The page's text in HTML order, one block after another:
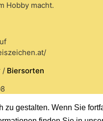
gestalten. Wenn Sie
Hobby macht.
/ Biersorten